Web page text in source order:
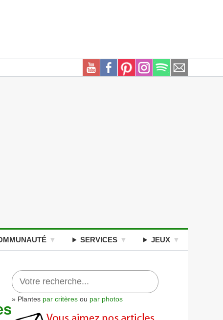
SERVICES JEUX
» Plantes par critères ou par photos